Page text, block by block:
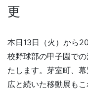
更
本日13日（火）から
校野球部の甲子園で
たします。芽室町、
広と続いた移動展も